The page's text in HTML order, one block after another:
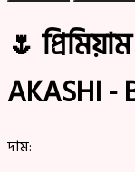
🌷
AKASHI -
দাম: